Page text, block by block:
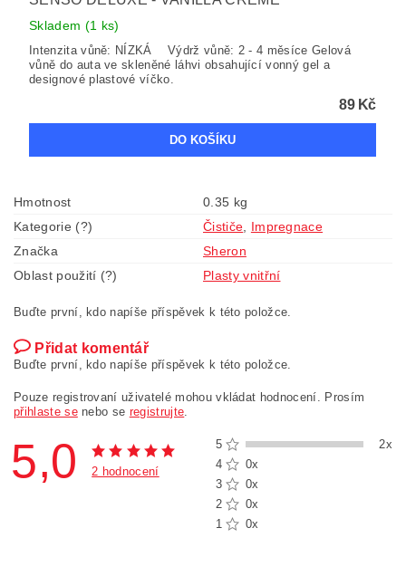
Skladem (1 ks)
Intenzita vůně: NÍZKÁ Výdrž vůně: 2 - 4 měsíce Gelová
vůně do auta ve skleněné láhvi obsahující vonný gel a
designové plastové víčko.
89 Kč
Hmotnost
0.35 kg
Kategorie (?)
Čističe
Impregnace
Značka
Sheron
Oblast použití (?)
Plasty vnitřní
Buďte první, kdo napíše příspěvek k této položce.
Přidat komentář
Buďte první, kdo napíše příspěvek k této položce.
Pouze registrovaní uživatelé mohou vkládat hodnocení. Prosím
přihlaste senebo se registrujte
5,0 2 hodnocení
5
2x
4
0x
3
0x
2
0x
1
0x